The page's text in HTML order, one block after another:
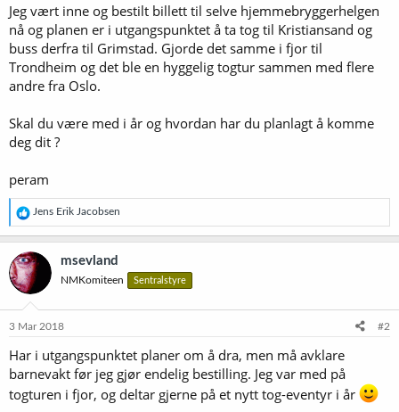
e
r
Jeg vært inne og bestilt billett til selve hjemmebryggerhelgen
nå og planen er i utgangspunktet å ta tog til Kristiansand og
buss derfra til Grimstad. Gjorde det samme i fjor til
Trondheim og det ble en hyggelig togtur sammen med flere
andre fra Oslo.
Skal du være med i år og hvordan har du planlagt å komme
deg dit ?
peram
R
e
a
k
s
j
o
e
Jens Erik Jacobsen
msevland
NMKomiteen Sentralstyre
3 Mar 2018 #2
Har i utgangspunktet planer om å dra, men må avklare
barnevakt før jeg gjør endelig bestilling. Jeg var med på
togturen i fjor, og deltar gjerne på et nytt tog-eventyr i år